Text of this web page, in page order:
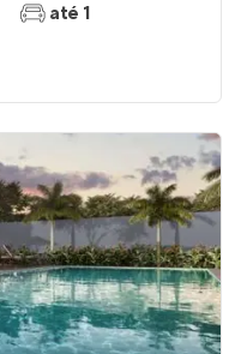
até 1